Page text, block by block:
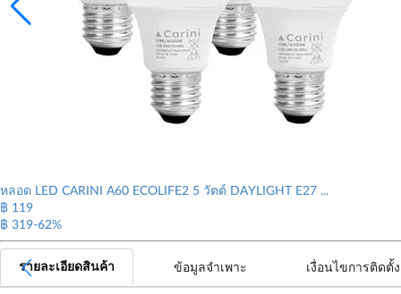
หลอด LED CARINI A60 ECOLIFE2 5 วัตต์ DAYLIGHT E27 ...
฿ 119
฿ 319-62%
รายละเอียดสินค้า ข้อมูลจำเพาะ เงื่อนไขการติดตั้ง